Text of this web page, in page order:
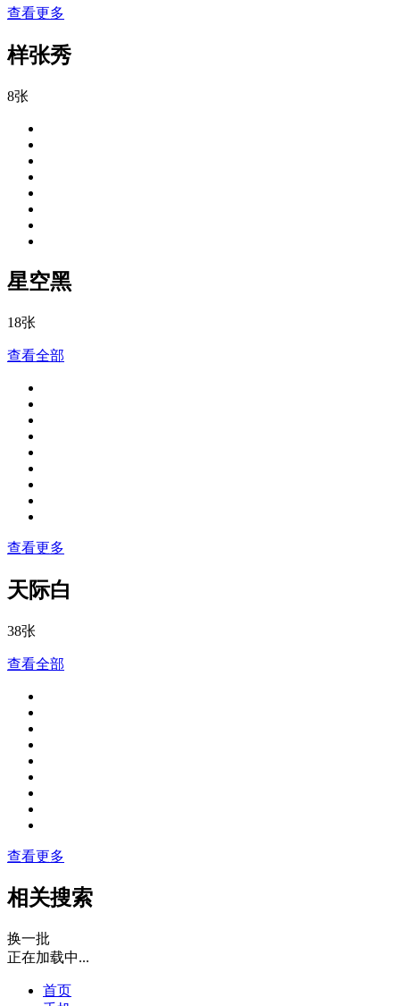
查看更多
样张秀
8张
星空黑
18张
查看全部
查看更多
天际白
38张
查看全部
查看更多
相关搜索
换一批
正在加载中...
首页